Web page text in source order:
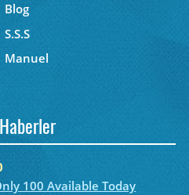
Blog
S.S.S
Manuel
100 Available Today